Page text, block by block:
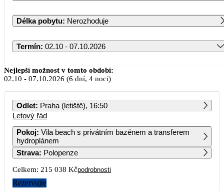
Délka pobytu: Nerozhoduje
Termín: 02.10 - 07.10.2026
Říjen 2026
PO ÚT ST ČT PÁ SO NE
107 519 107 529 117 069
5
124 449
6
107 519
7 8 9 10 11
111 489
12
95 419
13 14
Nejlepší možnost v tomto období:
02.10 - 07.10.2026 (6 dní, 4 noci)
Odlet: Praha (letiště), 16:50
Letový řád
Pokoj: Vila beach s privátním bazénem a transferem
hydroplánem
Strava: Polopenze
Celkem: 215 038 Kčpodrobnosti
Rezervujte